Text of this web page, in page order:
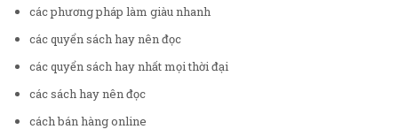
các phương pháp làm giàu nhanh
các quyển sách hay nên đọc
các quyển sách hay nhất mọi thời đại
các sách hay nên đọc
cách bán hàng online